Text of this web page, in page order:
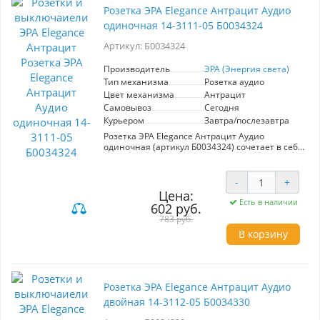
Продукт отвечает всем современным
стандартам безопасности и качества, что
делает его идеальным выбором для тех, кто
Elegance для создания комфортного и
Розетка ЭРА Elegance Антрацит Аудио
одиночная 14-3111-05 Б0034324
Артикул: Б0034324
Производитель
ЭРА (Энергия света)
Тип механизма
Розетка аудио
Цвет механизма
Антрацит
Самовывоз
Сегодня
Курьером
Завтра/послезавтра
Розетка ЭРА Elegance Антрацит Аудио
одиночная (артикул Б0034324) сочетает в себе
функциональность. Цвет антрацит придаёт
современный вид, идеально вписываясь в
интерьеры различных стилей. Устройство
предназначено для подключения
аудиоустройств, обеспечивая качественную
передачу звука без помех. Прочный материал
гарантирует долговечность и надёжность в
эксплуатации. Простота установки и
делают розетку удобной в использовании. ЭРА
электротехники.
Цена:
602 руб.
783 руб.
- +
Есть в наличии
В корзину
Розетка ЭРА Elegance Антрацит Аудио
двойная 14-3112-05 Б0034330